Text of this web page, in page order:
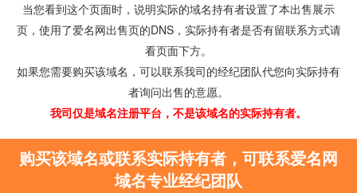
当您看到这个页面时，说明实际的域名持有者设置了本出售展示
页，使用了爱名网出售页的DNS，实际持有者是否有留联系方式请
看页面下方。
如果您需要购买该域名，可以联系我司的经纪团队代您向实际持有
者询问出售的意愿。
我司仅是域名注册平台，不是该域名的实际持有者。
购买该域名或联系实际持有者，可联系爱名网
域名专业经纪团队